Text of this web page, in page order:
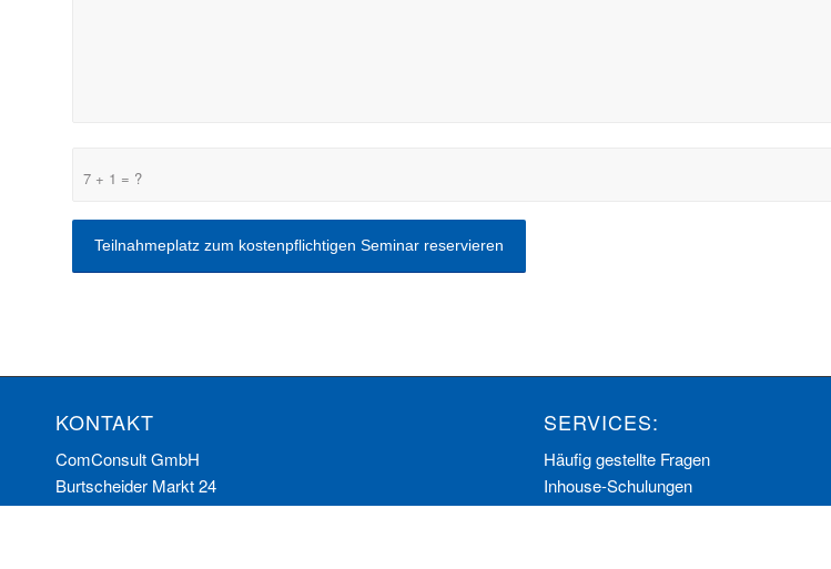
7 + 1 = ?
KONTAKT
ComConsult GmbH
Burtscheider Markt 24
52066 Aachen
SERVICES:
Häufig gestellte Fragen
Inhouse-Schulungen
Veranstaltungen A-Z